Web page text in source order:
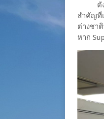
ดังนั้น​
สำคัญที่
ต่างชา
หาก